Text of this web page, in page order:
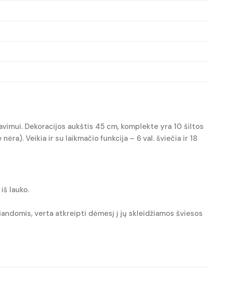
Dekoracijos aukštis 45 cm, komplekte yra 10 šiltos
Veikia ir su laikmačio funkcija – 6 val. šviečia ir 18
lauko.
verta atkreipti dėmesį į jų skleidžiamos šviesos